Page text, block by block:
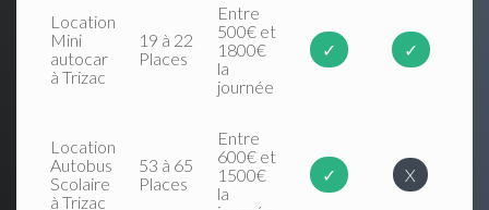
Location
Mini
autocar
à Trizac
19 à 22
Places
Entre
500€ et
1800€
la
journée
✓ ✓
Location
Autobus
Scolaire
à Trizac
53 à 65
Places
Entre
600€ et
1500€
la
✓ X